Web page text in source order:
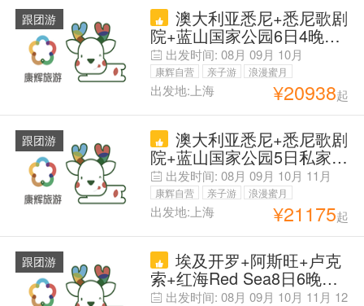
1团+中文司机+行程可调
跟团游 澳大利亚悉尼+悉尼歌剧
院+蓝山国家公园6日4晚私
家团 【自营精品·暑期早鸟-
错峰避人群】【资深定制&
专属管家】皇家植物园+邦
迪海滩+悉尼塔+达令港+鱼
市场|蓝山三种缆车无限乘
坐|4酒店|1单1团+专车中文
司机
出发时间: 08月 09月 10月
康辉自营 亲子游
浪漫蜜月
父母安心游
出发地:上海 ¥20938起
跟团游 澳大利亚悉尼+悉尼歌剧
院+蓝山国家公园5日私家团
【自营精品·早鸟优选·暑期
&国庆畅享】【资深定制&
专属管家】皇家植物园+邦
迪海滩+悉尼塔+达令港+鱼
市场|蓝山三种缆车无限乘
坐|4酒店|1单1团+专车中文
司机
出发时间: 08月 09月 10月 11月
康辉自营 亲子游
浪漫蜜月
父母安心游
出发地:上海 ¥21175起
跟团游 埃及开罗+阿斯旺+卢克
索+红海Red Sea8日6晚私
家团 【埃及皇室同款宫殿
出发时间: 08月 09月 10月 11月 12